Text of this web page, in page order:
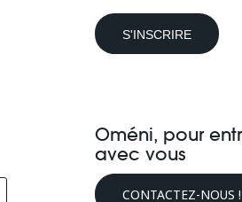
Oméni, pour
avec vous
CONTACTEZ-NOUS !